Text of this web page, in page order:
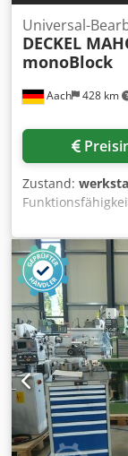
Aach 428 km
Universal-
DECKEL
monoBlock
Zustand:
Fräs &
Mit
Verfahrwege: X
18.000 U/min
Starrer
Messtaster
Arbeitsraum
Magazinplätzen (
Schiebetüren
Handrad
Späneförderer
Schaltschrank